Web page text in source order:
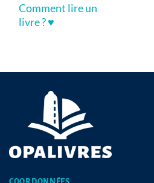
Comment lire un
livre ? ♥